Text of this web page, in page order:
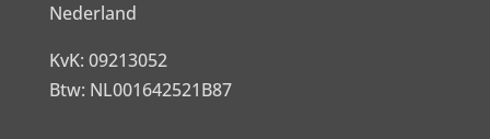
Nederland
KvK: 09213052
Btw: NL001642521B87